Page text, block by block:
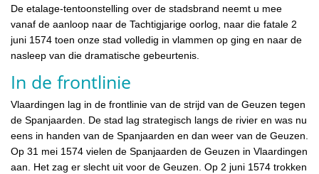
De etalage-tentoonstelling over de stadsbrand neemt u mee
vanaf de aanloop naar de Tachtigjarige oorlog, naar die fatale 2
juni 1574 toen onze stad volledig in vlammen op ging en naar de
nasleep van die dramatische gebeurtenis.
In de frontlinie
Vlaardingen lag in de frontlinie van de strijd van de Geuzen tegen
de Spanjaarden. De stad lag strategisch langs de rivier en was nu
eens in handen van de Spanjaarden en dan weer van de Geuzen.
Op 31 mei 1574 vielen de Spanjaarden de Geuzen in Vlaardingen
aan. Het zag er slecht uit voor de Geuzen. Op 2 juni 1574 trokken